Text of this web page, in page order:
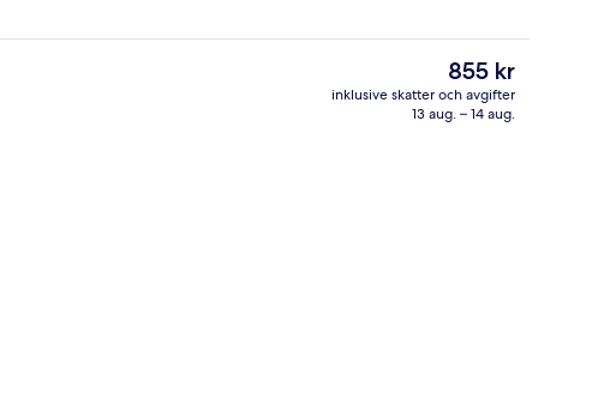
Det
nuvarande
priset
855 kr
inklusive skatter och avgifter
13 aug. – 14 aug.